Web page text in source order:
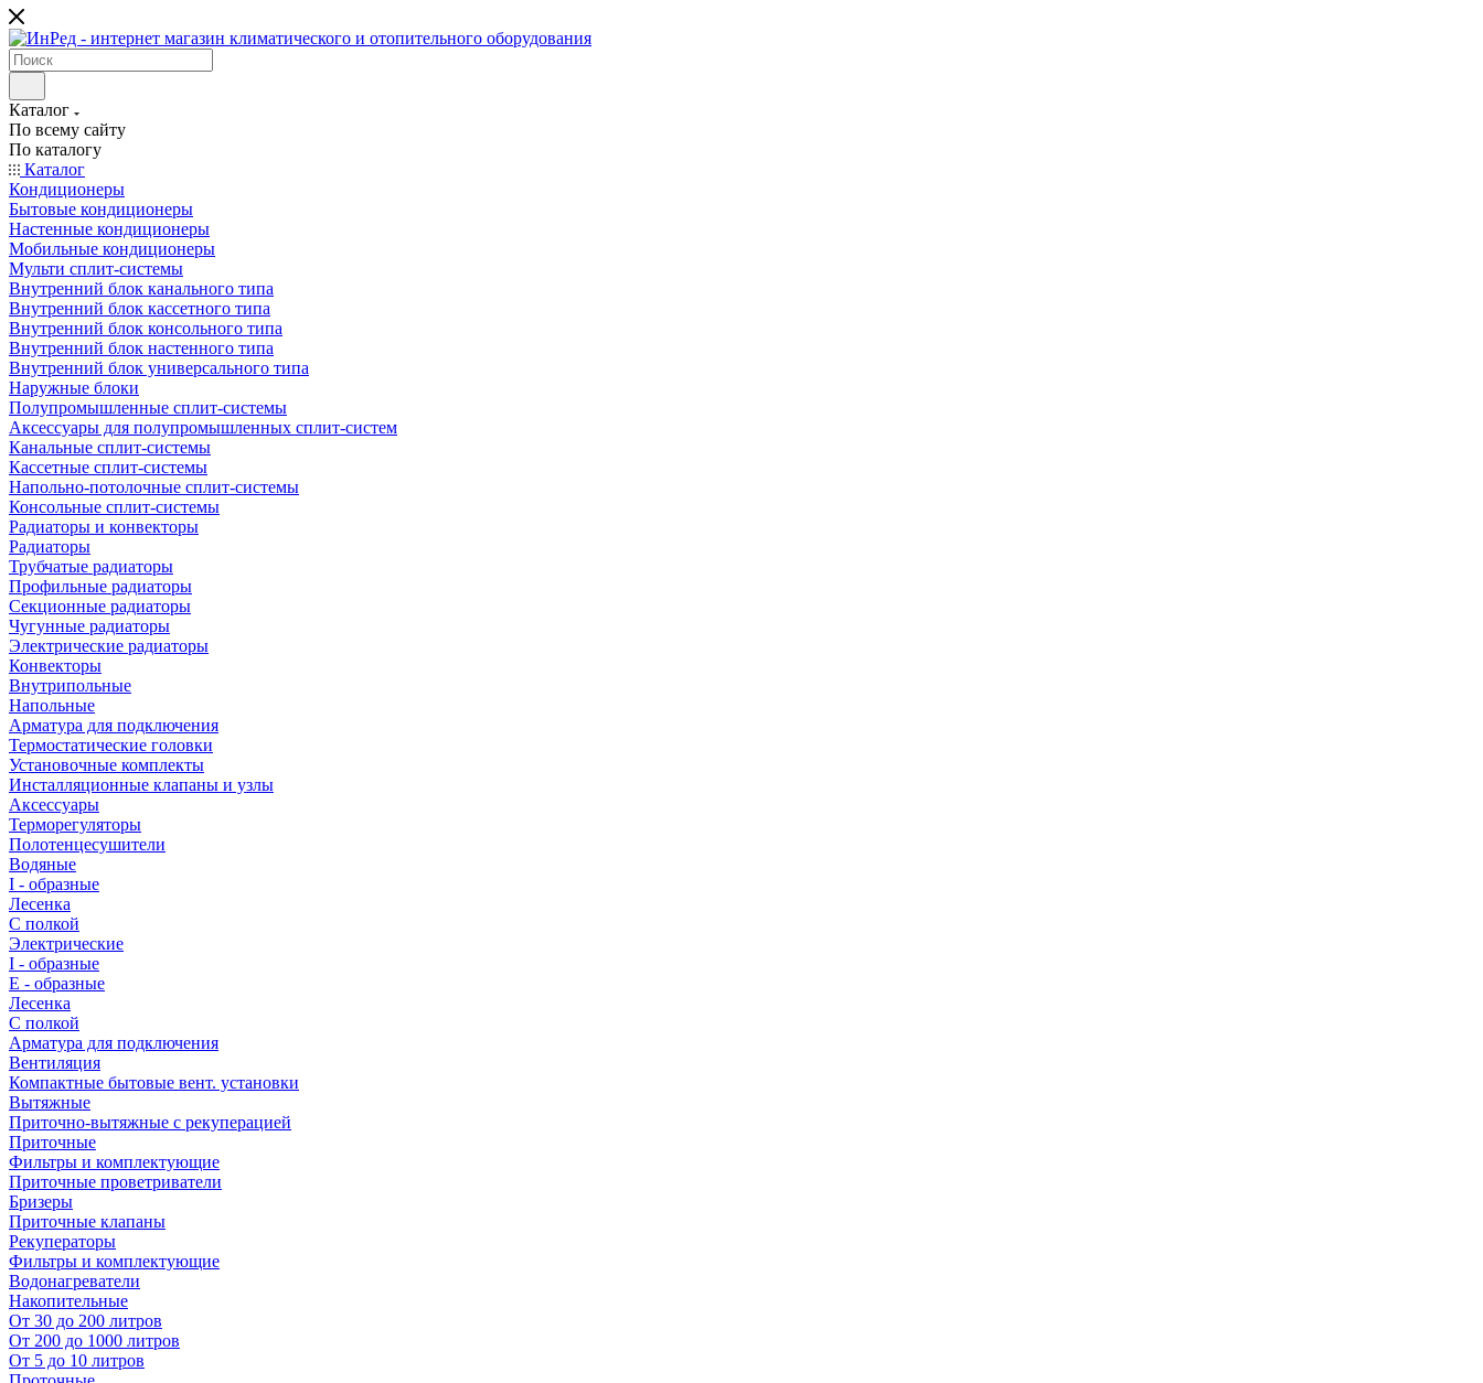
Каталог
По всему сайту
По каталогу
Каталог
Кондиционеры
Бытовые кондиционеры
Настенные кондиционеры
Мобильные кондиционеры
Мульти сплит-системы
Внутренний блок канального типа
Внутренний блок кассетного типа
Внутренний блок консольного типа
Внутренний блок настенного типа
Внутренний блок универсального типа
Наружные блоки
Полупромышленные сплит-системы
Аксессуары для полупромышленных сплит-систем
Канальные сплит-системы
Кассетные сплит-системы
Напольно-потолочные сплит-системы
Консольные сплит-системы
Радиаторы и конвекторы
Радиаторы
Трубчатые радиаторы
Профильные радиаторы
Секционные радиаторы
Чугунные радиаторы
Электрические радиаторы
Конвекторы
Внутрипольные
Напольные
Арматура для подключения
Термостатические головки
Установочные комплекты
Инсталляционные клапаны и узлы
Аксессуары
Терморегуляторы
Полотенцесушители
Водяные
I - образные
Лесенка
С полкой
Электрические
I - образные
E - образные
Лесенка
С полкой
Арматура для подключения
Вентиляция
Компактные бытовые вент. установки
Вытяжные
Приточно-вытяжные с рекуперацией
Приточные
Фильтры и комплектующие
Приточные проветриватели
Бризеры
Приточные клапаны
Рекуператоры
Фильтры и комплектующие
Водонагреватели
Накопительные
От 30 до 200 литров
От 200 до 1000 литров
От 5 до 10 литров